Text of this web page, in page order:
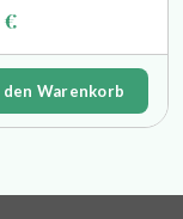
€
den Warenkorb